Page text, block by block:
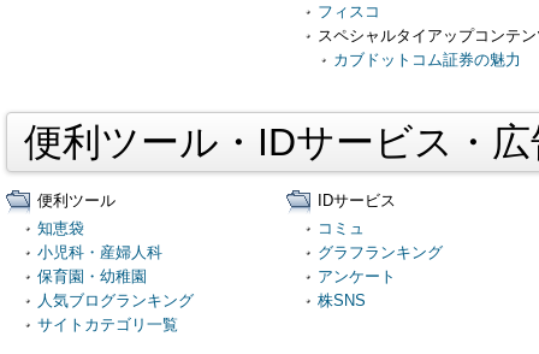
フィスコ
スペシャルタイアップコンテ
カブドットコム証券の魅力
便利ツール・IDサービス・
便利ツール
知恵袋
小児科・産婦人科
保育園・幼稚園
人気ブログランキング
サイトカテゴリ一覧
IDサービス
コミュ
グラフランキング
アンケート
株SNS